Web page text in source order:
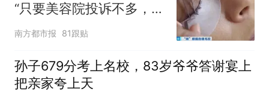
“只要美容院投诉不多，店
家就不会更换产品”
南方都市报 81跟贴
孙子679分考上名校，83岁爷爷答谢宴上
把亲家夸上天